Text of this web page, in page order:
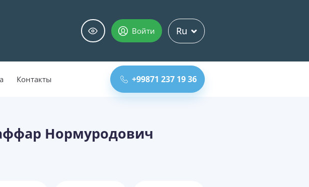
Войти Ru
Контакты +99871 237 19 36
Нормуродович